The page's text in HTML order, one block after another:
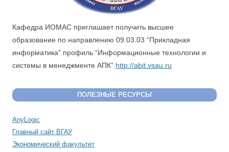
Кафедра ИОМАС приглашает получить высшее
образование по направлению 09.03.03 “Прикладная
информатика” профиль “Информационные технологии и
системы в менеджменте АПК” http://abit.vsau.ru
ПОЛЕЗНЫЕ РЕСУРСЫ
AnyLogic
Главный сайт ВГАУ
Экономический факультет